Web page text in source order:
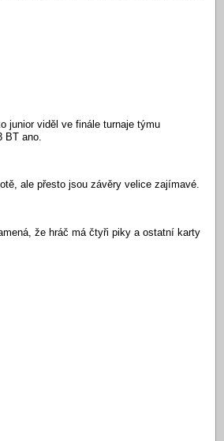
junior viděl ve finále turnaje týmu
BT ano.
ale přesto jsou závěry velice zajímavé.
že hráč má čtyři piky a ostatní karty